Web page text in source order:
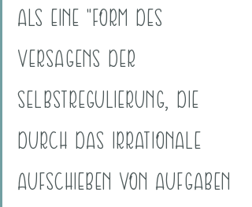
ALS EINE "FORM DES
VERSAGENS DER
SELBSTREGULIERUNG, DIE
DURCH DAS IRRATIONALE
AUFSCHIEBEN VON AUFGABEN